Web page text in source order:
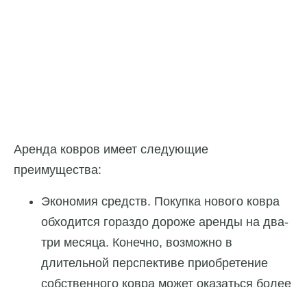
Аренда ковров имеет следующие
преимущества:
Экономия средств. Покупка нового ковра
обходится гораздо дороже аренды на два-
три месяца. Конечно, возможно в
длительной перспективе приобретение
собственного ковра может оказаться более